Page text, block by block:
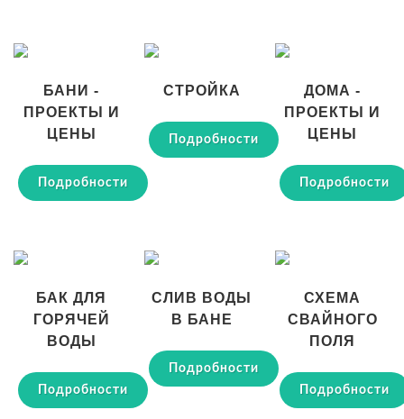
БАНИ -
ПРОЕКТЫ И
ЦЕНЫ
Подробности
СТРОЙКА
Подробности
ДОМА -
ПРОЕКТЫ И
ЦЕНЫ
Подробности
БАК ДЛЯ
ГОРЯЧЕЙ
ВОДЫ
Подробности
СЛИВ ВОДЫ
В БАНЕ
Подробности
СХЕМА
СВАЙНОГО
ПОЛЯ
Подробности